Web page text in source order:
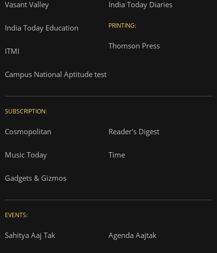
Vasant Valley
India Today Education
ITMI
Campus National Aptitude test
India Today Diaries
PRINTING:
Thomson Press
SUBSCRIPTION:
Cosmopolitan Reader's Digest
Music Today Time
Gadgets & Gizmos
EVENTS:
Sahitya Aaj Tak Agenda Aajtak